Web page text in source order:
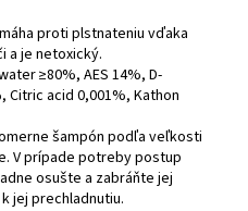
proti plstnateniu vďaka
a je netoxický.
≥80%, AES 14%, D-
acid 0,001%, Kathon
šampón podľa veľkosti
V prípade potreby postup
osušte a zabráňte jej
jej prechladnutiu.